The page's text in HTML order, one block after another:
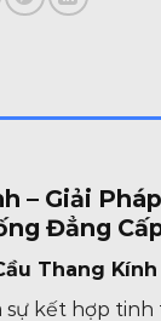
– Giải
Đẳng
Thang Kính
sự kết hợp tinh